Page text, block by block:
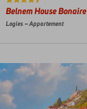
Belnem House Bonaire
Logies – Appartement